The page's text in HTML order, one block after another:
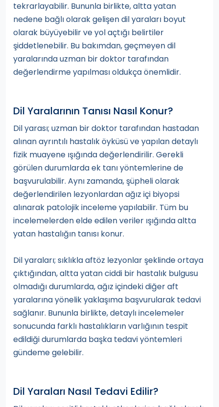
tekrarlayabilir. Bununla birlikte, altta yatan
nedene bağlı olarak gelişen dil yaraları boyut
olarak büyüyebilir ve yol açtığı belirtiler
şiddetlenebilir. Bu bakımdan, geçmeyen dil
yaralarında uzman bir doktor tarafından
değerlendirme yapılması oldukça önemlidir.
Dil Yaralarının Tanısı Nasıl Konur?
Dil yarası; uzman bir doktor tarafından hastadan
alınan ayrıntılı hastalık öyküsü ve yapılan detaylı
fizik muayene ışığında değerlendirilir. Gerekli
görülen durumlarda ek tanı yöntemlerine de
başvurulabilir. Aynı zamanda, şüpheli olarak
değerlendirilen lezyonlardan ağız içi biyopsi
alınarak patolojik inceleme yapılabilir. Tüm bu
incelemelerden elde edilen veriler ışığında altta
yatan hastalığın tanısı konur.
Dil yaraları; sıklıkla aftöz lezyonlar şeklinde ortaya
çıktığından, altta yatan ciddi bir hastalık bulgusu
olmadığı durumlarda, ağız içindeki diğer aft
yaralarına yönelik yaklaşıma başvurularak tedavi
sağlanır. Bununla birlikte, detaylı incelemeler
sonucunda farklı hastalıkların varlığının tespit
edildiği durumlarda başka tedavi yöntemleri
gündeme gelebilir.
Dil Yaraları Nasıl Tedavi Edilir?